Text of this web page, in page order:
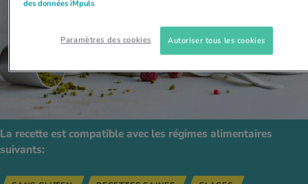
La recette est compatible avec les régimes alimentaires
suivants:
des données iMpuls
Paramètres des cookies Autoriser tous les cookies